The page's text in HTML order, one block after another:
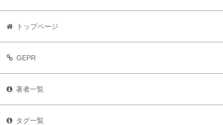
トップページ
GEPR
著者一覧
タグ一覧